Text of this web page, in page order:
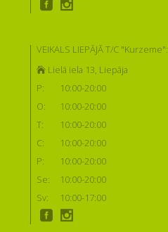
VEIKALS LIEPĀJĀ T/C "Kurzeme":
Lielā iela 13, Liepāja
P:
10:00-20:00
O:
10:00-20:00
T:
10:00-20:00
C:
10:00-20:00
P:
10:00-20:00
Se:
10:00-20:00
Sv:
10:00-17:00